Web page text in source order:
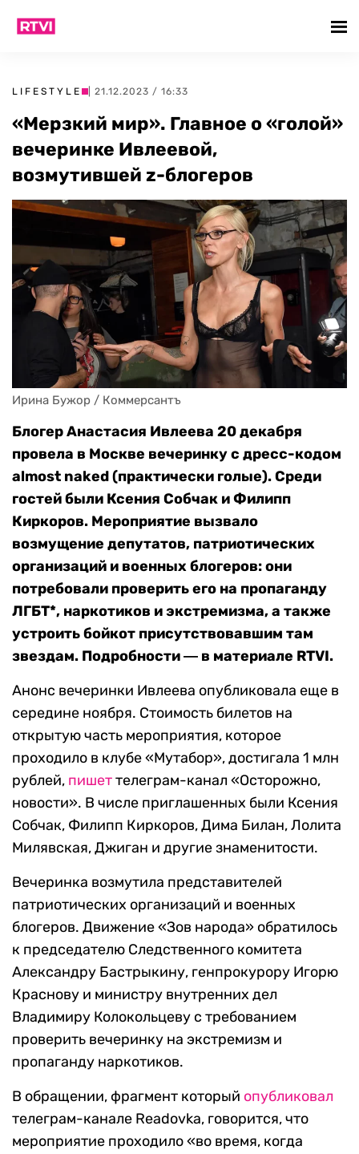
LIFESTYLE | 21.12.2023 / 16:33
«Мерзкий мир». Главное о «голой»
вечеринке Ивлеевой,
возмутившей z-блогеров
Ирина Бужор / Коммерсантъ
Блогер Анастасия Ивлеева 20 декабря
провела в Москве вечеринку с дресс-кодом
almost naked (практически голые). Среди
гостей были Ксения Собчак и Филипп
Киркоров. Мероприятие вызвало
возмущение депутатов, патриотических
организаций и военных блогеров: они
потребовали проверить его на пропаганду
ЛГБТ*, наркотиков и экстремизма, а также
устроить бойкот присутствовавшим там
звездам. Подробности ― в материале RTVI.
Анонс вечеринки Ивлеева опубликовала еще в
середине ноября. Стоимость билетов на
открытую часть мероприятия, которое
проходило в клубе «Мутабор», достигала 1 млн
рублей, пишеттелеграм-канал «Осторожно,
новости». В числе приглашенных были Ксения
Собчак, Филипп Киркоров, Дима Билан, Лолита
Милявская, Джиган и другие знаменитости.
Вечеринка возмутила представителей
патриотических организаций и военных
блогеров. Движение «Зов народа» обратилось
к председателю Следственного комитета
Александру Бастрыкину, генпрокурору Игорю
Краснову и министру внутренних дел
Владимиру Колокольцеву с требованием
проверить вечеринку на экстремизм и
пропаганду наркотиков.
В обращении, фрагмент который опубликовал
телеграм-канале Readovka, говорится, что
мероприятие проходило «во время, когда